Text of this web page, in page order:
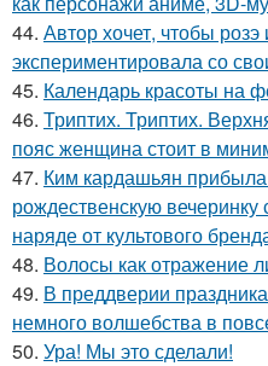
44. Автор хочет, чтобы
экспериментировала со
45. Календарь красоты на
46. Триптих. Триптих.
пояс женщина стоит в
47. Ким кардашьян
рождественскую
наряде от культового
48. Волосы как отражение
49. В преддверии
немного волшебства в
50. Ура! Мы это сделали!